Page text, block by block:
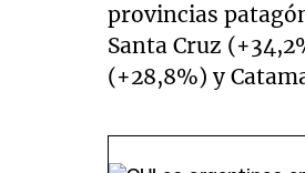
provincias
Santa Cruz
(+28,8%) y